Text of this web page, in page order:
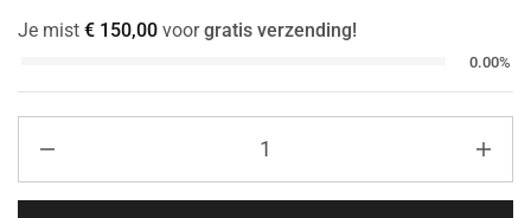
Je mist € 150,00 voorgratis verzending!
0.00%